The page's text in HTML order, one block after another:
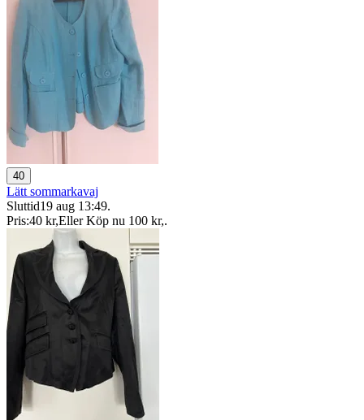
40
Lätt sommarkavaj
Sluttid19 aug 13:49.
Pris:40 kr,Eller Köp nu 100 kr,.